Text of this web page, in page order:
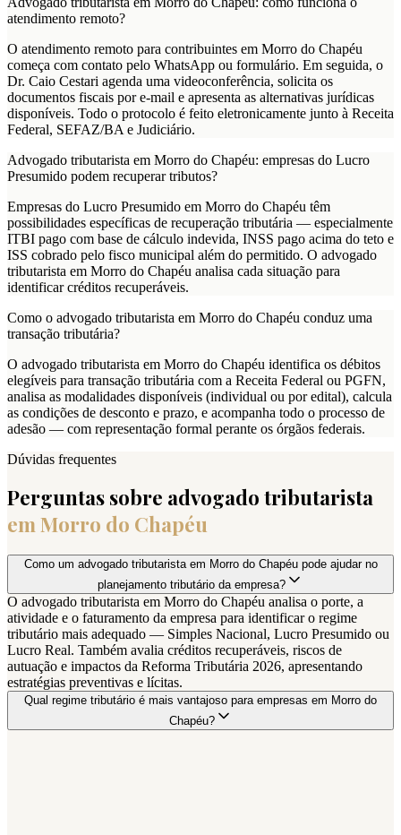
atendimento remoto?
O atendimento remoto para contribuintes em Morro do Chapéu
começa com contato pelo WhatsApp ou formulário. Em seguida, o
Dr. Caio Cestari agenda uma videoconferência, solicita os
documentos fiscais por e-mail e apresenta as alternativas jurídicas
disponíveis. Todo o protocolo é feito eletronicamente junto à Receita
Federal, SEFAZ/BA e Judiciário.
Advogado tributarista em Morro do Chapéu: empresas do Lucro
Presumido podem recuperar tributos?
Empresas do Lucro Presumido em Morro do Chapéu têm
possibilidades específicas de recuperação tributária — especialmente
ITBI pago com base de cálculo indevida, INSS pago acima do teto e
ISS cobrado pelo fisco municipal além do permitido. O advogado
tributarista em Morro do Chapéu analisa cada situação para
identificar créditos recuperáveis.
Como o advogado tributarista em Morro do Chapéu conduz uma
transação tributária?
O advogado tributarista em Morro do Chapéu identifica os débitos
elegíveis para transação tributária com a Receita Federal ou PGFN,
analisa as modalidades disponíveis (individual ou por edital), calcula
as condições de desconto e prazo, e acompanha todo o processo de
adesão — com representação formal perante os órgãos federais.
Dúvidas frequentes
Perguntas sobre advogado tributarista
emMorro do Chapéu
Como um advogado tributarista em Morro do Chapéu pode ajudar no
planejamento tributário da empresa?
O advogado tributarista em Morro do Chapéu analisa o porte, a
atividade e o faturamento da empresa para identificar o regime
tributário mais adequado — Simples Nacional, Lucro Presumido ou
Lucro Real. Também avalia créditos recuperáveis, riscos de
autuação e impactos da Reforma Tributária 2026, apresentando
estratégias preventivas e lícitas.
Qual regime tributário é mais vantajoso para empresas em Morro do
Chapéu?